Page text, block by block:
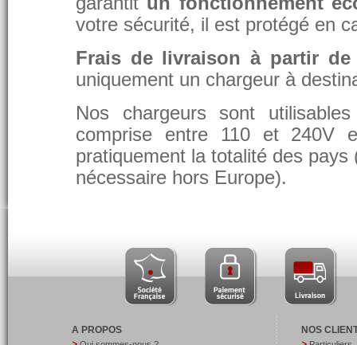
votre sécurité, il est protégé en
Frais de livraison à partir de
uniquement un chargeur à
Nos chargeurs sont
comprise entre 110 et 240V
pratiquement la totalité des
nécessaire hors Europe).
A PROPOS NOS